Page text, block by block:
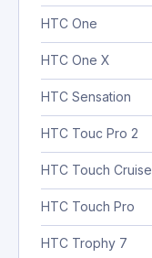
HTC One
HTC One X
HTC Sensation
HTC Touc Pro 2
HTC Touch Cruise
HTC Touch Pro
HTC Trophy 7